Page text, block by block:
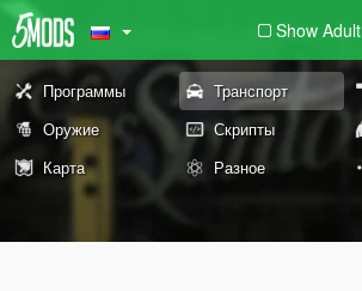
Show Adult
Программы Транспорт
Оружие
Скрипты
Карта
Разное